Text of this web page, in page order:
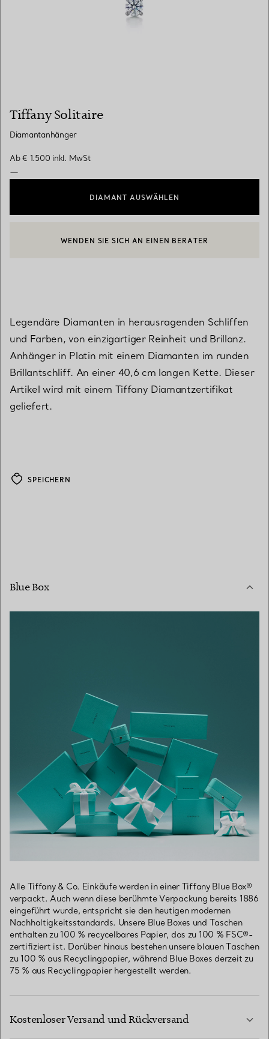
Tiffany Solitaire
Diamantanhänger
Ab€ 1.500 inkl. MwSt
—
DIAMANT AUSWÄHLEN
WENDEN SIE SICH AN EINEN BERATER
Legendäre Diamanten in herausragenden Schliffen
und Farben, von einzigartiger Reinheit und Brillanz.
Anhänger in Platin mit einem Diamanten im runden
Brillantschliff. An einer 40,6 cm langen Kette. Dieser
Artikel wird mit einem Tiffany Diamantzertifikat
geliefert.
SPEICHERN
Blue Box
Alle Tiffany & Co. Einkäufe werden in einer Tiffany Blue Box®
verpackt. Auch wenn diese berühmte Verpackung bereits 1886
eingeführt wurde, entspricht sie den heutigen modernen
Nachhaltigkeitsstandards. Unsere Blue Boxes und Taschen
enthalten zu 100 % recycelbares Papier, das zu 100 % FSC®-
zertifiziert ist. Darüber hinaus bestehen unsere blauen Taschen
zu 100 % aus Recyclingpapier, während Blue Boxes derzeit zu
75 % aus Recyclingpapier hergestellt werden.
Kostenloser Versand und Rückversand